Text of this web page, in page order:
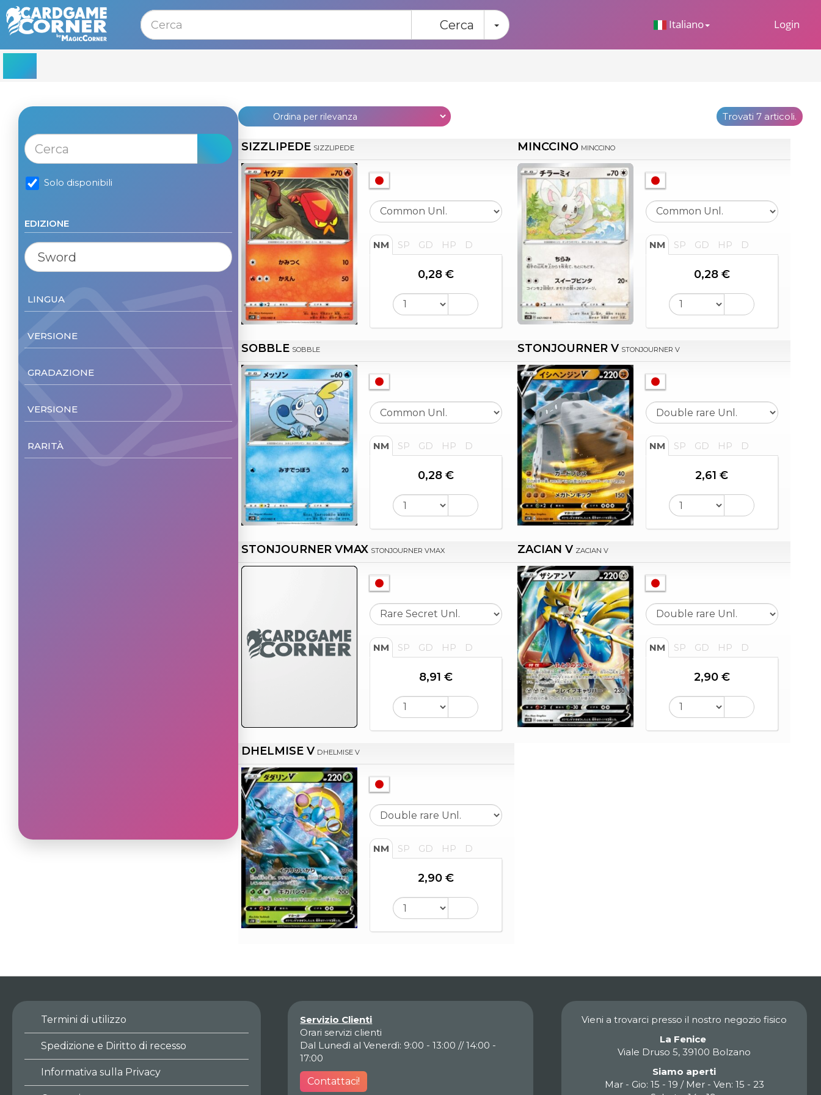
MENU Italiano Login
Cerca Toggle Dropdown
Solo disponibili
EDIZIONE
LINGUA
VERSIONE
GRADAZIONE
VERSIONE
RARITÀ
Trovati 7 articoli.
SIZZLIPEDE SIZZLIPEDE
NM SP GD HP D
0,28 €
MINCCINO MINCCINO
NM SP GD HP D
0,28 €
SOBBLE SOBBLE
NM SP GD HP D
0,28 €
STONJOURNER V STONJOURNER V
NM SP GD HP D
2,61 €
STONJOURNER VMAX STONJOURNER VMAX
NM SP GD HP D
8,91 €
ZACIAN V ZACIAN V
NM SP GD HP D
2,90 €
DHELMISE V DHELMISE V
NM SP GD HP D
2,90 €
Termini di utilizzo
Spedizione e Diritto di recesso
Informativa sulla Privacy
Servizio Clienti
Orari servizi clienti
Dal Lunedì al Venerdì: 9:00 - 13:00 // 14:00 -
17:00
Contattaci!
Vieni a trovarci presso il nostro negozio fisico
La Fenice
Viale Druso 5, 39100 Bolzano
Siamo aperti
Mar - Gio: 15 - 19 / Mer - Ven: 15 - 23